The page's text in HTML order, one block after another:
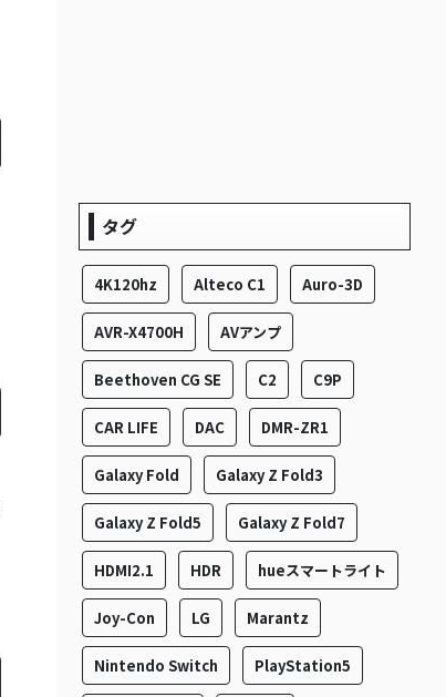
タグ
4K120hz Alteco C1 Auro-3D
AVR-X4700H AVアンプ
Beethoven CG SE C2 C9P
CAR LIFE DAC DMR-ZR1
Galaxy Fold Galaxy Z Fold3
Galaxy Z Fold5 Galaxy Z Fold7
HDMI2.1 HDR hueスマートライト
Joy-Con LG Marantz
Nintendo Switch PlayStation5